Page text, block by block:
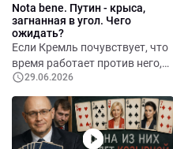
Nota bene. Путин - крыса,
загнанная в угол. Чего
ожидать?
Если Кремль почувствует, что
время работает против него,
он может попытаться резко
повысить ставки,
рассчитывая испугать
противников и заставить их
отказаться от поддержки
29.06.2026